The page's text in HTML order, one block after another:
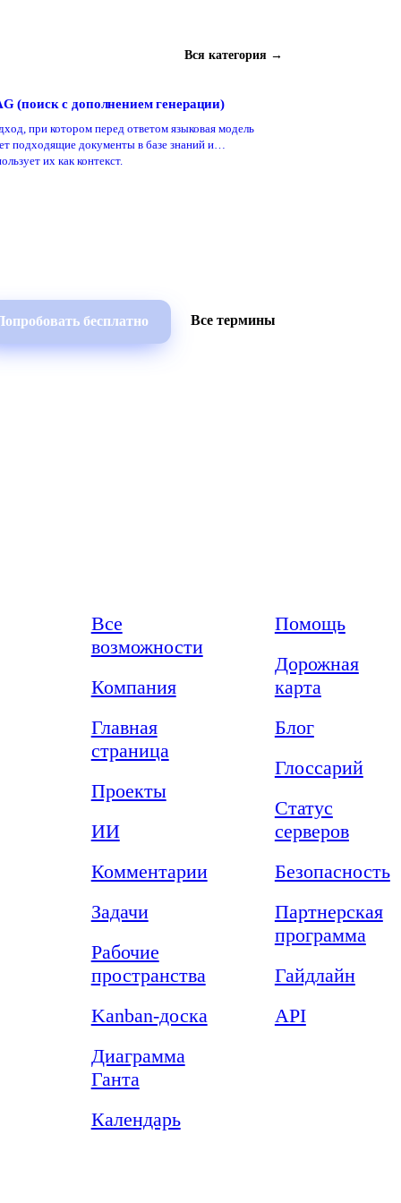
Вся категория →
(поиск с дополнением генерации)
при котором перед ответом языковая модель
подходящие документы в базе знаний и
их как контекст.
бесплатно Все термины
Все
возможности
Компания
Главная
страница
Проекты
ИИ
Комментарии
Задачи
Рабочие
пространства
Kanban-доска
Диаграмма
Ганта
Календарь
Помощь
Дорожная
карта
Блог
Глоссарий
Статус
серверов
Безопасность
Партнерская
программа
Гайдлайн
API